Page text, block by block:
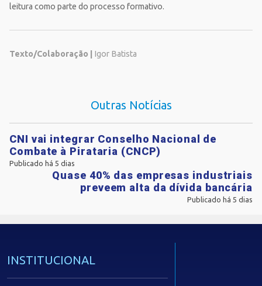
leitura como parte do processo formativo.
Texto/Colaboração | Igor Batista
Outras Notícias
CNI vai integrar Conselho Nacional de
Combate à Pirataria (CNCP)
Publicado há 5 dias
Quase 40% das empresas industriais
preveem alta da dívida bancária
Publicado há 5 dias
INSTITUCIONAL